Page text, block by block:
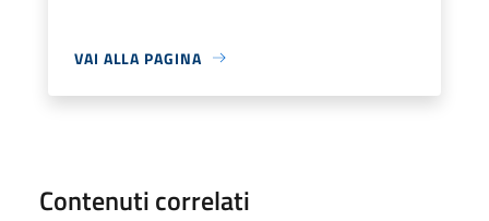
VAI ALLA PAGINA
Contenuti correlati